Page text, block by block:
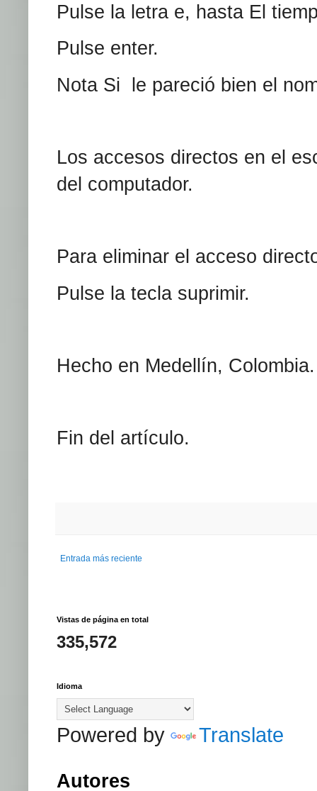
Pulse la letra e, hasta El
Pulse enter.
Nota Si le pareció bien el
Los accesos directos en el
del computador.
Para eliminar el acceso
Pulse la tecla suprimir.
Hecho en Medellín, Colombia.
Fin del artículo.
Entrada más reciente
Vistas de página en total
335,572
Idioma
Powered by Translate
Autores